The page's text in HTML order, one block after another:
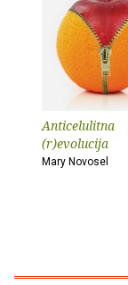
Anticelulitna
(r)evolucija
Mary Novosel